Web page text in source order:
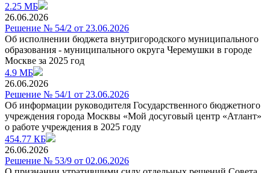
2.25 МБ
26.06.2026
Решение № 54/2 от 23.06.2026
Об исполнении бюджета внутригородского муниципального
образования - муниципального округа Черемушки в городе
Москве за 2025 год
4.9 МБ
26.06.2026
Решение № 54/1 от 23.06.2026
Об информации руководителя Государственного бюджетного
учреждения города Москвы «Мой досуговый центр «Атлант»
о работе учреждения в 2025 году
454.77 КБ
26.06.2026
Решение № 53/9 от 02.06.2026